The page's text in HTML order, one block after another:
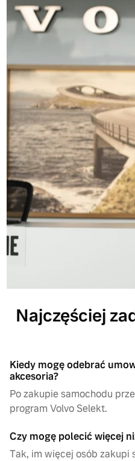
Najczęściej
Kiedy mogę odebrać
akcesoria?
Po zakupie samochodu
program Volvo Selekt.
Czy mogę polecić więcej
Tak, im więcej osób zakupi